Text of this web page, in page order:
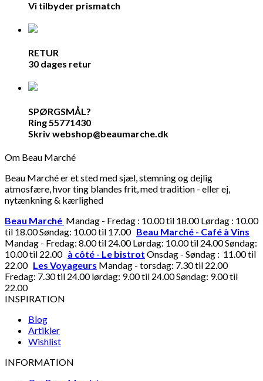
Vi tilbyder prismatch
RETUR
30 dages retur
SPØRGSMÅL?
Ring 55771430
Skriv webshop@beaumarche.dk
Om Beau Marché
Beau Marché er et sted med sjæl, stemning og dejlig
atmosfære, hvor ting blandes frit, med tradition - eller ej,
nytænkning & kærlighed
Beau Marché Mandag - Fredag : 10.00 til 18.00 Lørdag : 10.00
til 18.00 Søndag: 10.00 til 17.00 Beau Marché - Café à Vins
Mandag - Fredag: 8.00 til 24.00 Lørdag: 10.00 til 24.00 Søndag:
10.00 til 22.00 à côté - Le bistrot Onsdag - Søndag : 11.00 til
22.00 Les Voyageurs Mandag - torsdag: 7.30 til 22.00
Fredag: 7.30 til 24.00 lørdag: 9.00 til 24.00 Søndag: 9.00 til
22.00
INSPIRATION
Blog
Artikler
Wishlist
INFORMATION